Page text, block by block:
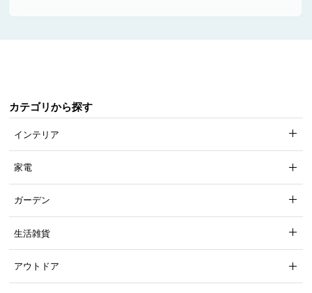
カテゴリから探す
インテリア
家電
ガーデン
生活雑貨
アウトドア